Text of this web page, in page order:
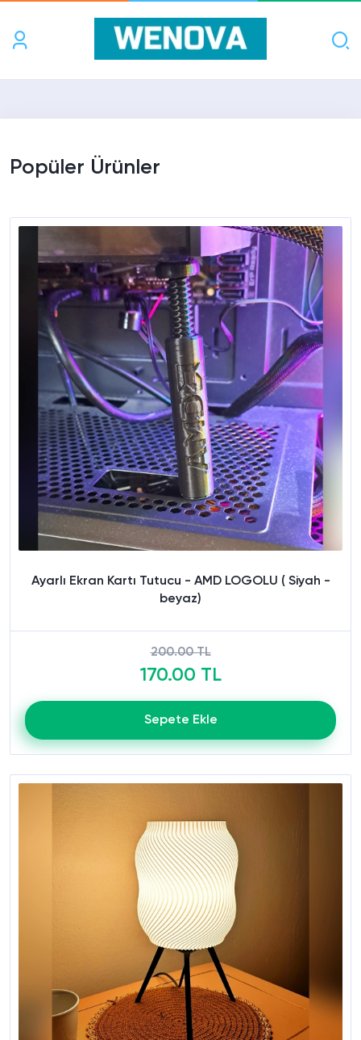
Popüler Ürünler
Ayarlı Ekran Kartı Tutucu - AMD LOGOLU ( Siyah -
beyaz)
200.00 TL
170.00 TL
Sepete Ekle